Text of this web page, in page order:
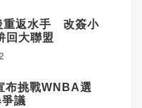
重返水手 改簽小
大聯盟
布挑戰WNBA選
議